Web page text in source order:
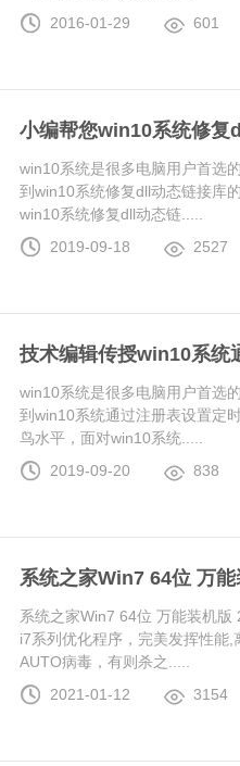
2016-01-29
601
小编帮您win10系统修复
win10系统是很多电脑用户首选
到win10系统修复dll动态链接库
win10系统修复dll动态链.....
2019-09-18
2527
技术编辑传授win10系统
win10系统是很多电脑用户首选
到win10系统通过注册表设置定
鸟水平，面对win10系统.....
2019-09-20
838
系统之家Win7 64位 万
系统之家Win7 64位 万能装机
i7系列优化程序，完美发挥性能
AUTO病毒，有则杀之.....
2021-01-12
3154